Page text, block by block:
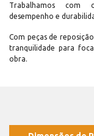
Trabalhamos com
desempenho e
Com peças de
tranquilidade para
obra.